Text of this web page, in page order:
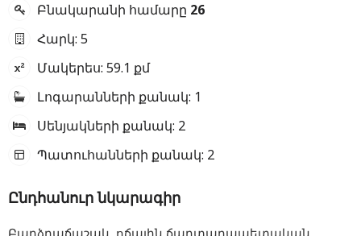
Բնակարանի համարը 26
Հարկ: 5
Մակերես: 59.1 քմ
Լոգարանների քանակ: 1
Սենյակների քանակ: 2
Պատուհանների քանակ: 2
Ընդհանուր նկարագիր
Բարձրաճաշակ, ոճային ճարտարապետական